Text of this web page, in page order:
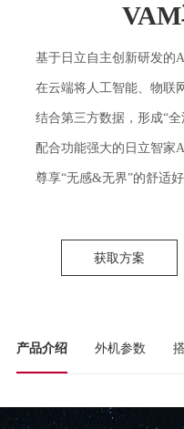
基于日立自主创新研发的
在云端将人工智能、物联
结合第三方数据，形成“全
配合功能强大的日立智家
尊享“无感&无界”的舒适好
获取方案
产品介绍 外机参数